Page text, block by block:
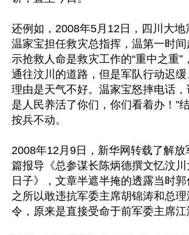
还例如，2008年5月12日，四川大地
温家宝担任救灾总指挥，温第一时
示抢救人命是救灾工作的“重中之重”
通往汶川的道路，但是军队行动迟缓
理由是天气不好。温家宝怒摔电话，
是人民养活了你们，你们看着办！”
按兵不动。
2008年12月9日，新华网转载了解放
篇报导《总参谋长陈炳德撰文忆汶
日子》，文章半遮半掩的透露当时
之所以敢违抗军委主席胡锦涛和总
令，原来是直接受命于前军委主席江